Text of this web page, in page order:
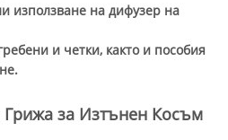
използване на дифузер на
и четки, както и пособия
за Изтънен Косъм